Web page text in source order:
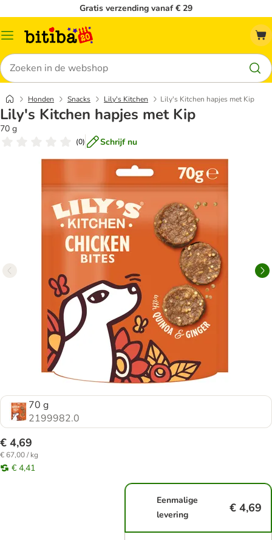
Gratis verzending vanaf € 29
Catalogusmenu
Zoeken
Honden Snacks Lily's Kitchen Lily's Kitchen hapjes met Kip
Lily's Kitchen hapjes met Kip
70 g
(0) Schrijf nu
70 g
2199982.0
€ 4,69
€ 67,00 / kg
€ 4,41
Eenmalige
levering
€ 4,69